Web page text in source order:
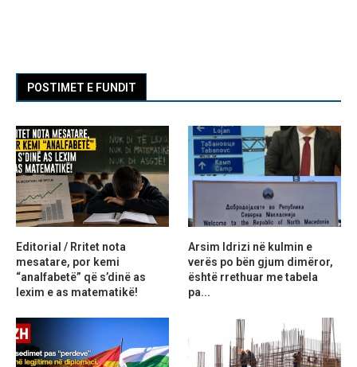
POSTIMET E FUNDIT
Editorial / Rritet nota
mesatare, por kemi
“analfabetë” që s’dinë as
lexim e as matematikë!
Arsim Idrizi në kulmin e
verës po bën gjum dimëror,
është rrethuar me tabela
pa...